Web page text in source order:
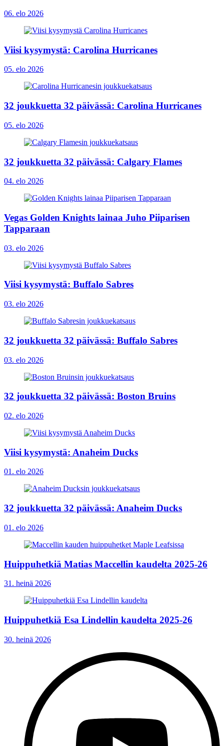
06. elo 2026
Viisi kysymystä: Carolina Hurricanes
05. elo 2026
32 joukkuetta 32 päivässä: Carolina Hurricanes
05. elo 2026
32 joukkuetta 32 päivässä: Calgary Flames
04. elo 2026
Vegas Golden Knights lainaa Juho Piiparisen
Tapparaan
03. elo 2026
Viisi kysymystä: Buffalo Sabres
03. elo 2026
32 joukkuetta 32 päivässä: Buffalo Sabres
03. elo 2026
32 joukkuetta 32 päivässä: Boston Bruins
02. elo 2026
Viisi kysymystä: Anaheim Ducks
01. elo 2026
32 joukkuetta 32 päivässä: Anaheim Ducks
01. elo 2026
Huippuhetkiä Matias Maccellin kaudelta 2025-26
31. heinä 2026
Huippuhetkiä Esa Lindellin kaudelta 2025-26
30. heinä 2026